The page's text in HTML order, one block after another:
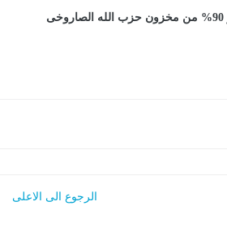
الرجوع الى الاعلى